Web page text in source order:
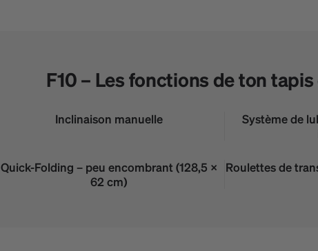
F10 – Les fonctions de ton
Inclinaison manuelle
Système de
Quick-Folding – peu encombrant (128,5 ×
62 cm)
Roulettes de